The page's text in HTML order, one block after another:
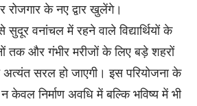
रोजगार के नए द्वार खुलेंगे।
वनांचल में रहने वाले विद्यार्थियों के
तक और गंभीर मरीजों के लिए बड़े शहरों
सरल हो जाएगी। इस परियोजना के
केवल निर्माण अवधि में बल्कि भविष्य में भी